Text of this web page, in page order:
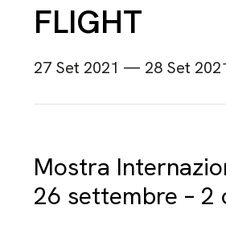
FLIGHT
27 Set 2021 — 28 Set
Mostra
26 settembre – 2